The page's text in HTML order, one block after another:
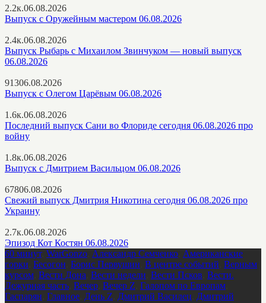
2.2к.06.08.2026
Выпуск с Оружейным мастером 06.08.2026
2.4к.06.08.2026
Выпуск Рыбарь с Михаилом Звинчуком — новый выпуск
06.08.2026
91306.08.2026
Выпуск с Олегом Царёвым 06.08.2026
1.6к.06.08.2026
Последний выпуск Сани во Флориде сегодня 06.08.2026 про
войну
1.8к.06.08.2026
Выпуск с Дмитрием Васильцом 06.08.2026
67806.08.2026
Свежий выпуск Дмитрия Никотина сегодня 06.08.2026 про
Украину
2.7к.06.08.2026
Эпизод Кот Костян 06.08.2026
60 минут, WarGonzo Александр Семченко Американские
горки Бесогон Борис Первушин В центре событий Верным
курсом Вести Дона Вести недели Вести Псков Вести.
Дежурная часть Вечер Вечер Z Галопом по Европам
Гаспарян Главное День Z Дмитрий Василец Дмитрий